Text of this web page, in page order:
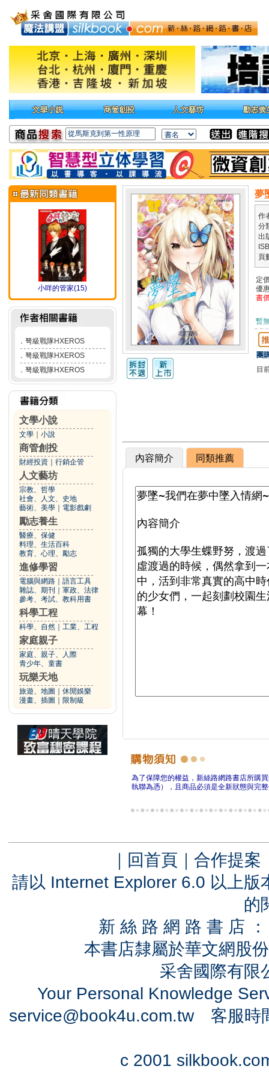
小咩的管家(15)
． 弩級戰隊HXEROS
． 弩級戰隊HXEROS
． 弩級戰隊HXEROS
文學小說
文學 小說
商管創投
財經投資 行銷企管
人文藝坊
宗教、哲學
社會、人文、史地
藝術、美學
電影戲劇
勵志養生
醫療、保健
料理、生活百科
教育、心理、勵志
進修學習
電腦與網路
語言工具
雜誌、期刊
軍政、法律
參考、考試、教科用書
科學工程
科學、自然 工業、工程
家庭親子
家庭、親子、人際
青少年、童書
玩樂天地
旅遊、地圖
休閒娛樂
漫畫、插圖
限制級
夢
作
分
出
頁
定
優
書
暫
團
目
內容簡介 同類推薦
為了保障您的權益，新絲路網路書店所購
執聯為憑），且商品必須是全新狀態與完
｜ 回首頁 ｜ 合作提案
請以 Internet Explorer 6.0 以上
的
新 絲 路 網 路 書 店
本書店隸屬於華文網股
采舍國際有
Your Personal Knowledge
service@book4u.com.tw客服時
c 2001